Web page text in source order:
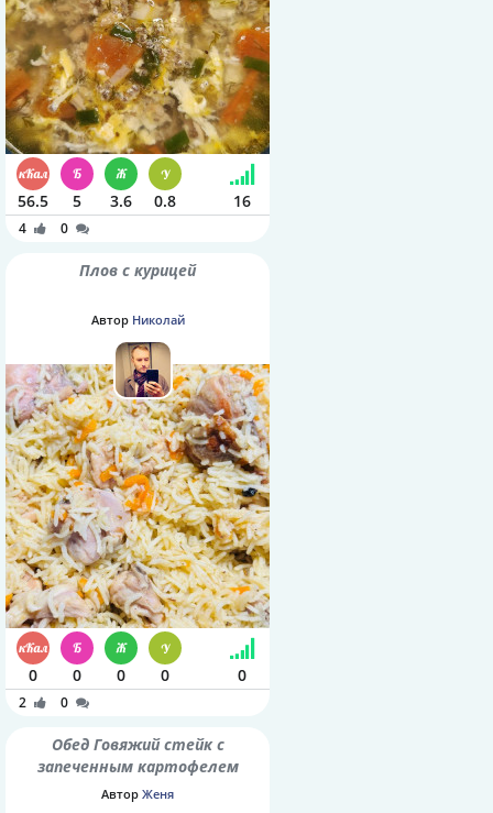
56.5 5 3.6 0.8 16
4 0
Плов с курицей
Автор Николай
0 0 0 0 0
2 0
Обед Говяжий стейк с
запеченным картофелем
Автор Женя